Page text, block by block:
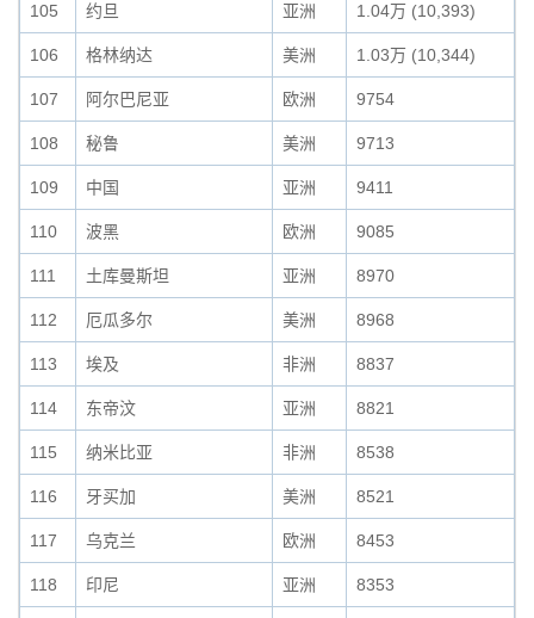
105 约旦 亚洲 1.04万 (10,393)
106 格林纳达 美洲 1.03万 (10,344)
107 阿尔巴尼亚 欧洲 9754
108 秘鲁 美洲 9713
109 中国 亚洲 9411
110 波黑 欧洲 9085
111 土库曼斯坦 亚洲 8970
112 厄瓜多尔 美洲 8968
113 埃及 非洲 8837
114 东帝汶 亚洲 8821
115 纳米比亚 非洲 8538
116 牙买加 美洲 8521
117 乌克兰 欧洲 8453
118 印尼 亚洲 8353